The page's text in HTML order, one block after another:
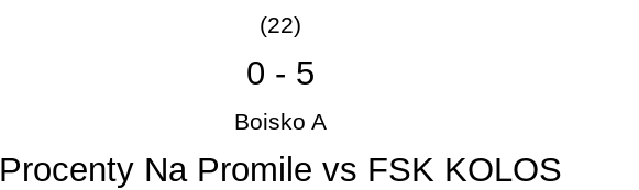
(22)
0 - 5
Boisko A
Procenty Na Promile vs FSK KOLOS